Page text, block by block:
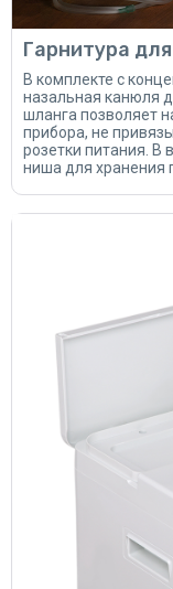
Гарнитура
В комплекте с
назальная канюля
шланга позволяет
прибора, не
розетки питания. В
ниша для хранения